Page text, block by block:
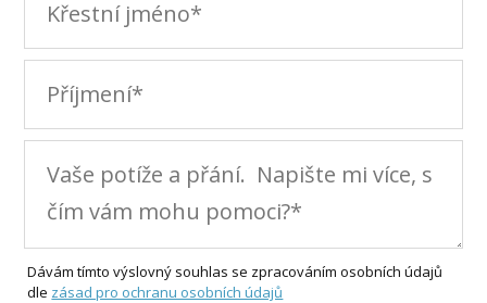
Dávám tímto výslovný souhlas se zpracováním osobních údajů
dle zásad pro ochranu osobních údajů